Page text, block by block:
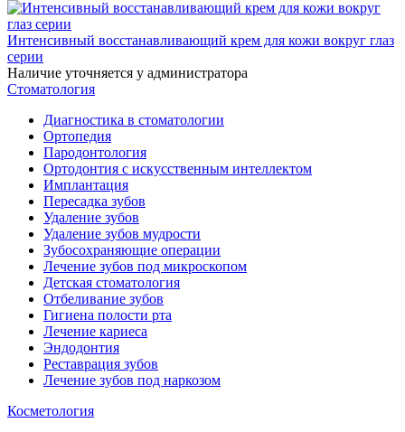
Интенсивный восстанавливающий крем для кожи вокруг глаз
серии
Наличие уточняется у администратора
Стоматология
Диагностика в стоматологии
Ортопедия
Пародонтология
Ортодонтия с искусственным интеллектом
Имплантация
Пересадка зубов
Удаление зубов
Удаление зубов мудрости
Зубосохраняющие операции
Лечение зубов под микроскопом
Детская стоматология
Отбеливание зубов
Гигиена полости рта
Лечение кариеса
Эндодонтия
Реставрация зубов
Лечение зубов под наркозом
Косметология